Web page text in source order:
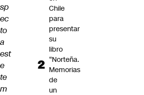
sp
ec
to
a
est
e
te
m
Chile
para
presentar
su
libro
“Norteña.
Memorias
de
un